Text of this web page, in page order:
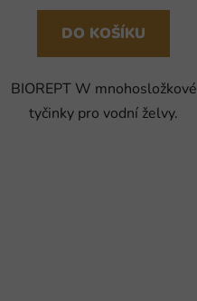
DO KOŠÍKU
BIOREPT W mnohosložkové
tyčinky pro vodní želvy.